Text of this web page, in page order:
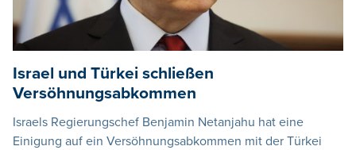
Israel und Türkei schließen
Versöhnungsabkommen
Israels Regierungschef Benjamin Netanjahu hat eine
Einigung auf ein Versöhnungsabkommen mit der Türkei